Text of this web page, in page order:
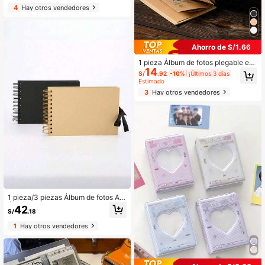
ra fotografías, entradas, tarjetas, pla
nificación diaria, oficina, escuela, e
4Hay otros vendedores
1 pieza/3 piezas Álbum de fotos A5,
Álbum de recortes, Páginas creativ
as con lazos y garabatos, Juego de
álbumes conmemorativos coleccio
nables
S/42.18
1Hay otros vendedores
Ahorro de S/1.66
1 pieza Álbum de fotos plegable en
acordeón creativo, libro de recortes
en blanco de piel marrón, álbum co
mor del festival
S/14.92 -10% ¡Últimos 3 días
Estimado
3Hay otros vendedores